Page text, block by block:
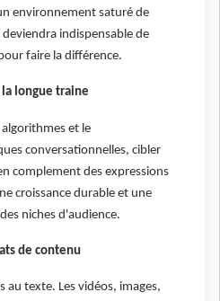
environnement saturé de
indispensable de
faire la différence.
longue traine
et le
conversationnelles, cibler
complement des expressions
croissance durable et une
niches d'audience.
de contenu
au texte. Les vidéos, images,